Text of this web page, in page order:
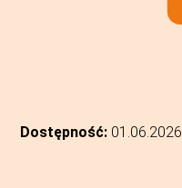
Dostępność: 01.06.2026